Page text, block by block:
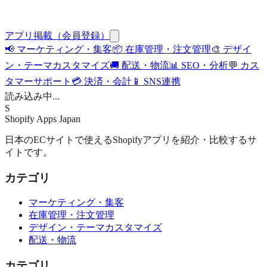
アプリ掲載（会員登録）
📢 マーケティング・集客📦 在庫管理・注文管理🎨 デザイ
ン・テーマカスタマイズ🚚 配送・物流📊 SEO・分析💬 カス
タマーサポート 💳 決済・会計 📱
SNS連携
読み込み中...
S
Shopify Apps Japan
日本のECサイトで使えるShopifyアプリを紹介・比較するサ
イトです。
カテゴリ
マーケティング・集客
在庫管理・注文管理
デザイン・テーマカスタマイズ
配送・物流